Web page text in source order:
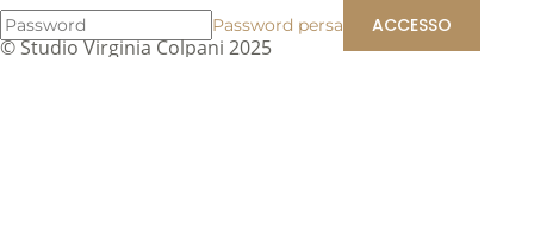
© Studio Virginia Colpani 2025
Password persa